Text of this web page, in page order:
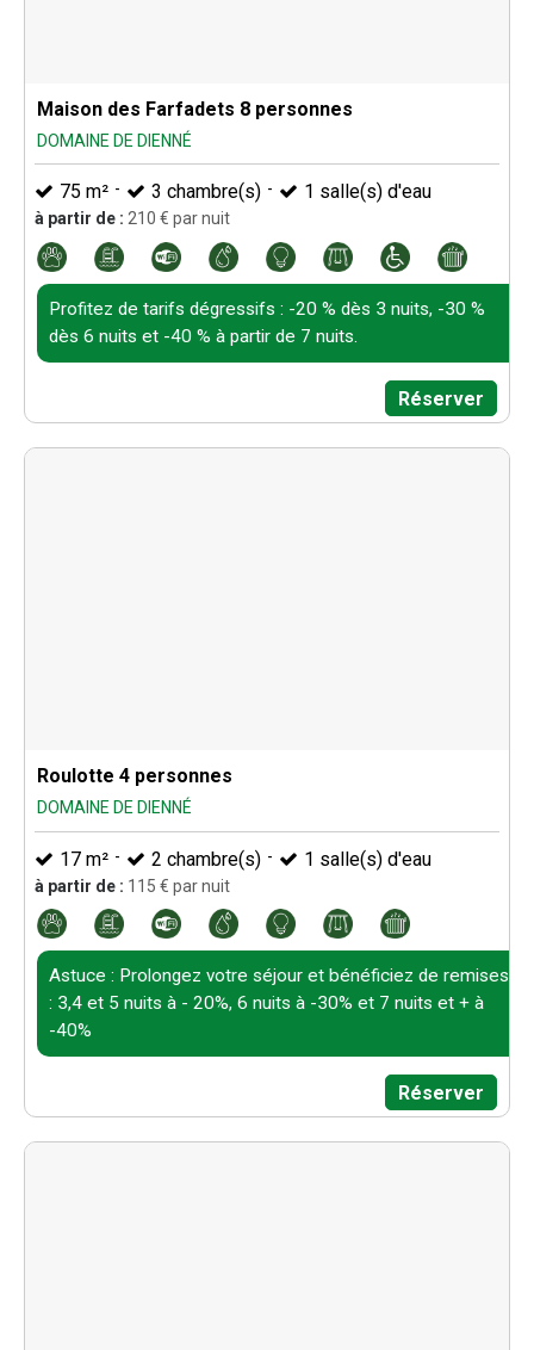
Maison des Farfadets 8 personnes
DOMAINE DE DIENNÉ
à partir de : 210 € par nuit
75 m² 3 chambre(s) 1 salle(s) d'eau
Profitez de tarifs dégressifs : -20 % dès 3 nuits, -30 %
dès 6 nuits et -40 % à partir de 7 nuits.
Réserver
Roulotte 4 personnes
DOMAINE DE DIENNÉ
à partir de : 115 € par nuit
17 m² 2 chambre(s) 1 salle(s) d'eau
Astuce : Prolongez votre séjour et bénéficiez de remises
: 3,4 et 5 nuits à - 20%, 6 nuits à -30% et 7 nuits et + à
-40%
Réserver